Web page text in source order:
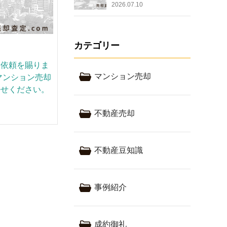
頼を賜りま
ション売却
ください。
2026.07.10
カテゴリー
マンション売却
不動産売却
不動産豆知識
事例紹介
成約御礼